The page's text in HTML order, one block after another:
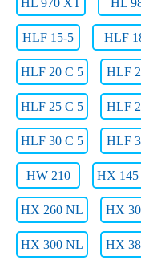
HL 970 XT HL
HLF 15-5 HLF
HLF 20 C 5 HLF
HLF 25 C 5 HLF
HLF 30 C 5 HLF
HW 210 HX 145
HX 260 NL HX
HX 300 NL HX